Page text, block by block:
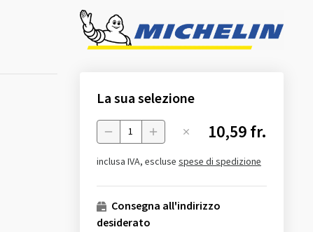
La sua selezione
Menge 10,59 fr.
inclusa IVA, escluse spese di spedizione
Consegna all'indirizzo
desiderato